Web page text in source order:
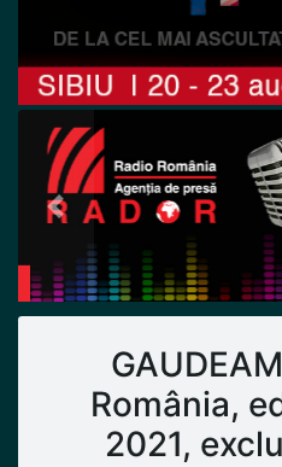
Previous
România,
2021,